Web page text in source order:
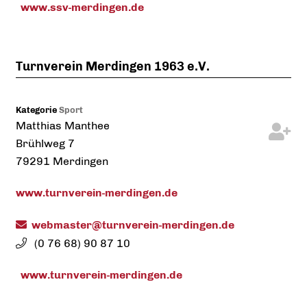
www.ssv-merdingen.de
Turnverein Merdingen 1963 e.V.
Kategorie Sport
Matthias Manthee
Brühlweg 7
79291 Merdingen
www.turnverein-merdingen.de
webmaster@turnverein-merdingen.de
(0 76 68) 90 87 10
www.turnverein-merdingen.de